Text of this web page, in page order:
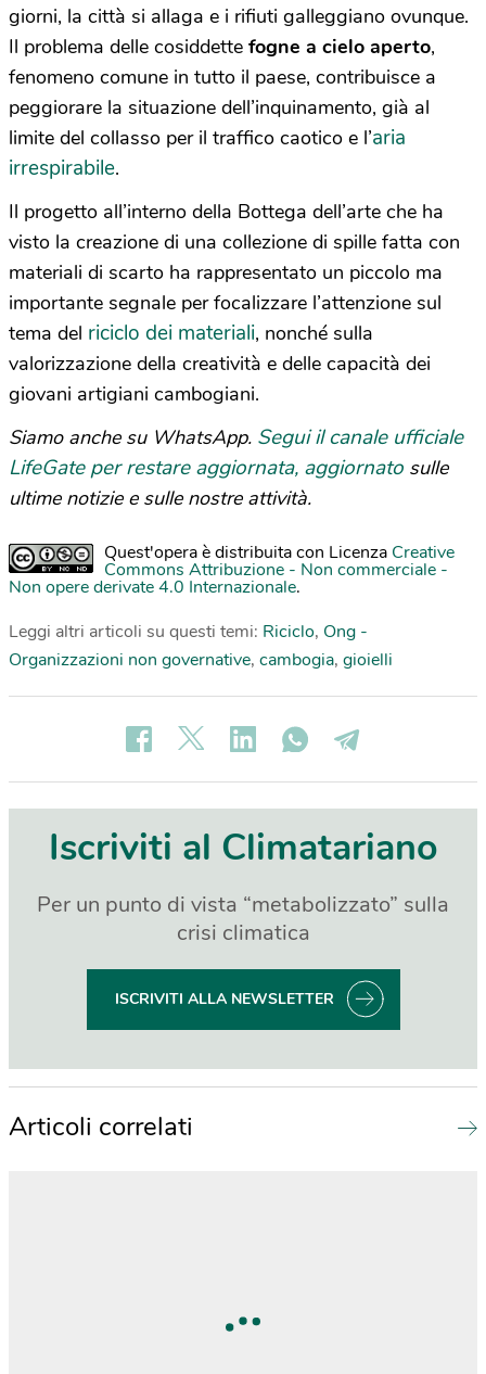
giorni, la città si allaga e i rifiuti galleggiano ovunque.
Il problema delle cosiddette fogne a cielo aperto,
fenomeno comune in tutto il paese, contribuisce a
peggiorare la situazione dell’inquinamento, già al
limite del collasso per il traffico caotico e l’aria
irrespirabile.
Il progetto all’interno della Bottega dell’arte che ha
visto la creazione di una collezione di spille fatta con
materiali di scarto ha rappresentato un piccolo ma
importante segnale per focalizzare l’attenzione sul
tema del riciclo dei materiali, nonché sulla
valorizzazione della creatività e delle capacità dei
giovani artigiani cambogiani.
Siamo anche su WhatsApp. Segui il canale ufficiale
LifeGate per restare aggiornata, aggiornato sulle
ultime notizie e sulle nostre attività.
Quest'opera è distribuita con Licenza Creative
Commons Attribuzione - Non commerciale -
Non opere derivate 4.0 Internazionale.
Leggi altri articoli su questi temi: Riciclo, Ong -
Organizzazioni non governative, cambogia, gioielli
Iscriviti al Climatariano
Per un punto di vista “metabolizzato” sulla
crisi climatica
ISCRIVITI ALLA NEWSLETTER
Articoli correlati